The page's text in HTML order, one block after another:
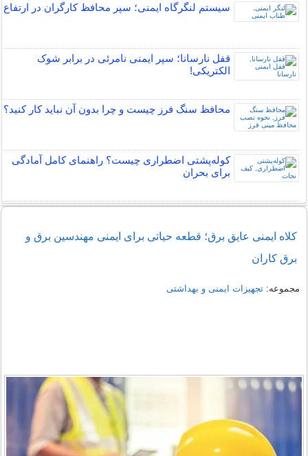
سیستم لنگرگاه ایمنی؛ سپر محافظ کارگران در ارتفاع
قفل نارسانا؛ سپر ایمنی نامرئی در برابر شوک
الکتریکی!
محافظ سنگ فرز چیست و چرا بدون آن نباید کار کنید؟
کوله‌پشتی اضطراری چیست؟ راهنمای کامل آمادگی
برای بحران
کلاه ایمنی عایق برق؛ قطعه حیاتی برای ایمنی مهندسین برق و
برق کاران
مجموعه:تجهیزات ایمنی و بهداشتی